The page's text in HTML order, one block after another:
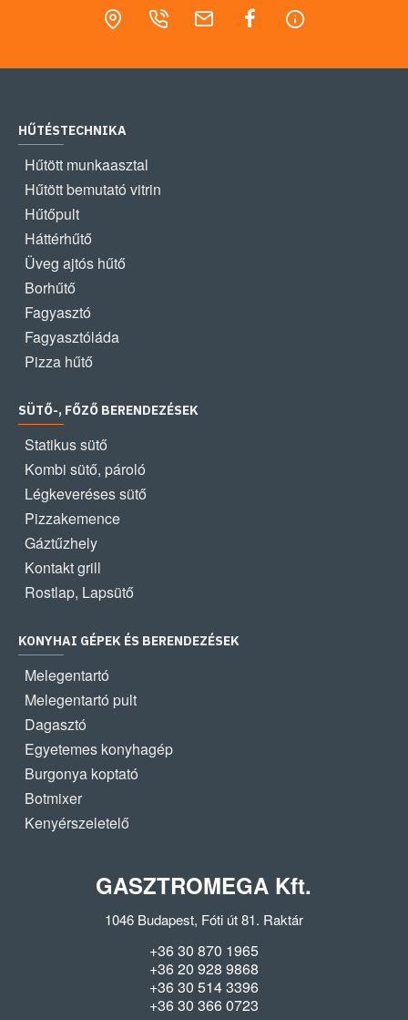
HŰTÉSTECHNIKA
Hűtött munkaasztal
Hűtött bemutató vitrin
Hűtőpult
Háttérhűtő
Üveg ajtós hűtő
Borhűtő
Fagyasztó
Fagyasztóláda
Pizza hűtő
SÜTŐ-, FŐZŐ BERENDEZÉSEK
Statikus sütő
Kombi sütő, pároló
Légkeveréses sütő
Pizzakemence
Gáztűzhely
Kontakt grill
Rostlap, Lapsütő
KONYHAI GÉPEK ÉS BERENDEZÉSEK
Melegentartó
Melegentartó pult
Dagasztó
Egyetemes konyhagép
Burgonya koptató
Botmixer
Kenyérszeletelő
GASZTROMEGA Kft.
1046 Budapest, Fóti út 81. Raktár
+36 30 870 1965
+36 20 928 9868
+36 30 514 3396
+36 30 366 0723